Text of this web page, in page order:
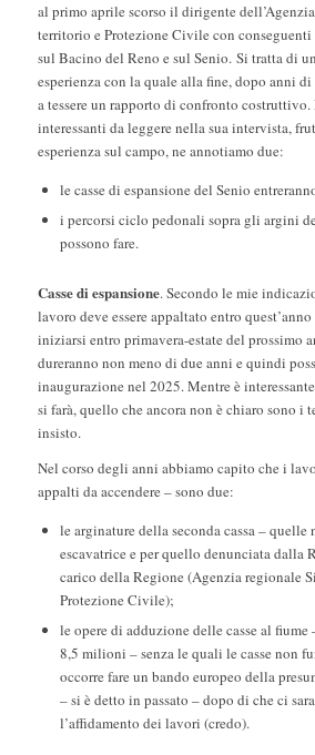
al primo aprile scorso il dirigente
territorio e Protezione Civile con conseguenti
sul Bacino del Reno e sul Senio. Si tratta di
esperienza con la quale alla fine, dopo anni
a tessere un rapporto di confronto costruttivo.
interessanti da leggere nella sua intervista,
esperienza sul campo, ne annotiamo due:
le casse di espansione del Senio
i percorsi ciclo pedonali sopra gli argini
possono fare.
Casse di espansione. Secondo le mie
lavoro deve essere appaltato entro
iniziarsi entro primavera-estate del prossimo
dureranno non meno di due anni e quindi
inaugurazione nel 2025. Mentre è
si farà, quello che ancora non è chiaro sono i
insisto.
Nel corso degli anni abbiamo capito che i
appalti da accendere – sono due:
le arginature della seconda cassa –
escavatrice e per quello denunciata dalla
carico della Regione (Agenzia regionale
Protezione Civile);
le opere di adduzione delle casse al
8,5 milioni – senza le quali le casse non
occorre fare un bando europeo della
– si è detto in passato – dopo di che ci
l’affidamento dei lavori (credo).